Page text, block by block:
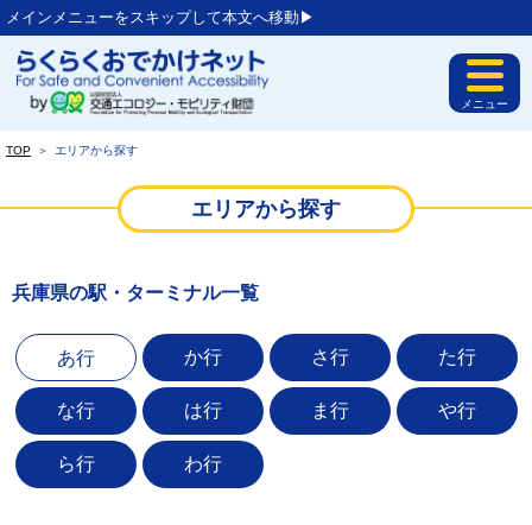
メインメニューをスキップして本文へ移動▶︎
メニュー
TOP ＞ エリアから探す
エリアから探す
兵庫県の駅・ターミナル一覧
あ行 か行 さ行 た行
な行 は行 ま行 や行
ら行 わ行